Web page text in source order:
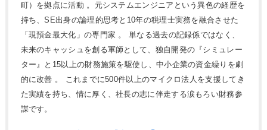
町）を拠点に活動 。元システムエンジニアという異色の経歴を
持ち、SE出身の論理的思考と10年の税理士実務を融合させた
「現預金最大化」の専門家 。 単なる過去の記録係ではなく、
未来のキャッシュを創る軍師として、独自開発の『シミュレー
ター』と15以上の財務施策を駆使し、中小企業の資金繰りを劇
的に改善 。 これまでに500件以上のマイクロ法人を支援してき
た実績を持ち、情に厚く、社長の志に伴走する涙もろい財務参
謀です。